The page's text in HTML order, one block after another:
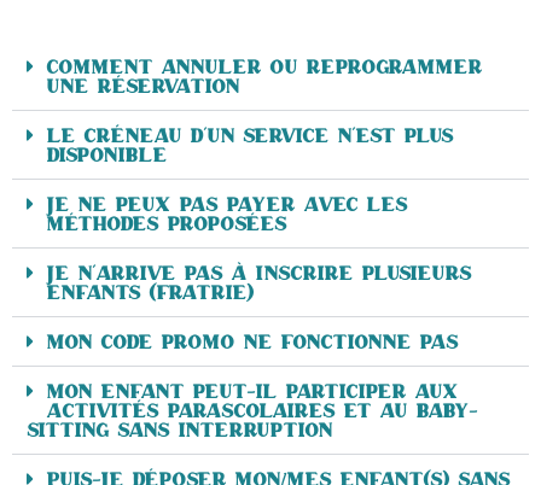
Comment annuler ou reprogrammer
une réservation
Le créneau d’un service n’est plus
disponible
Je ne peux pas payer avec les
méthodes proposées
Je n’arrive pas à Inscrire plusieurs
enfants (fratrie)
Mon code promo ne fonctionne pas
Mon enfant peut-il participer aux
activités parascolaires et au baby-
sitting sans interruption
Puis-je déposer mon/mes enfant(s) sans